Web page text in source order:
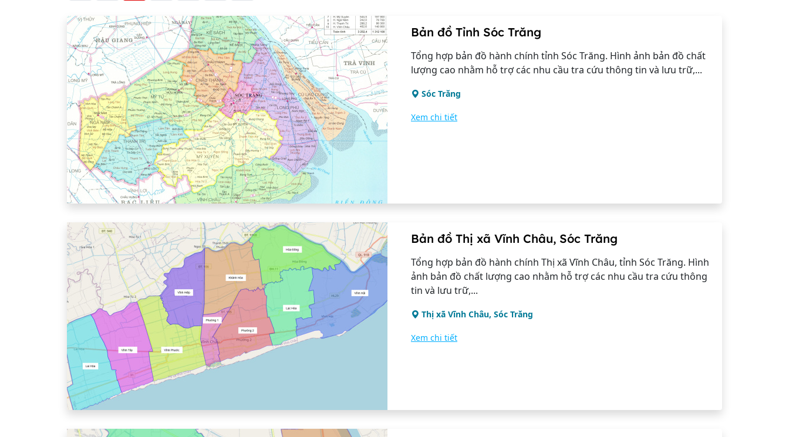
Bản đồ Tỉnh Sóc Trăng
Tổng hợp bản đồ hành chính tỉnh Sóc Trăng. Hình ảnh bản đồ chất
lượng cao nhằm hỗ trợ các nhu cầu tra cứu thông tin và lưu trữ,...
Sóc Trăng
Xem chi tiết
Bản đồ Thị xã Vĩnh Châu, Sóc Trăng
Tổng hợp bản đồ hành chính Thị xã Vĩnh Châu, tỉnh Sóc Trăng. Hình
ảnh bản đồ chất lượng cao nhằm hỗ trợ các nhu cầu tra cứu thông
tin và lưu trữ,...
Thị xã Vĩnh Châu, Sóc Trăng
Xem chi tiết